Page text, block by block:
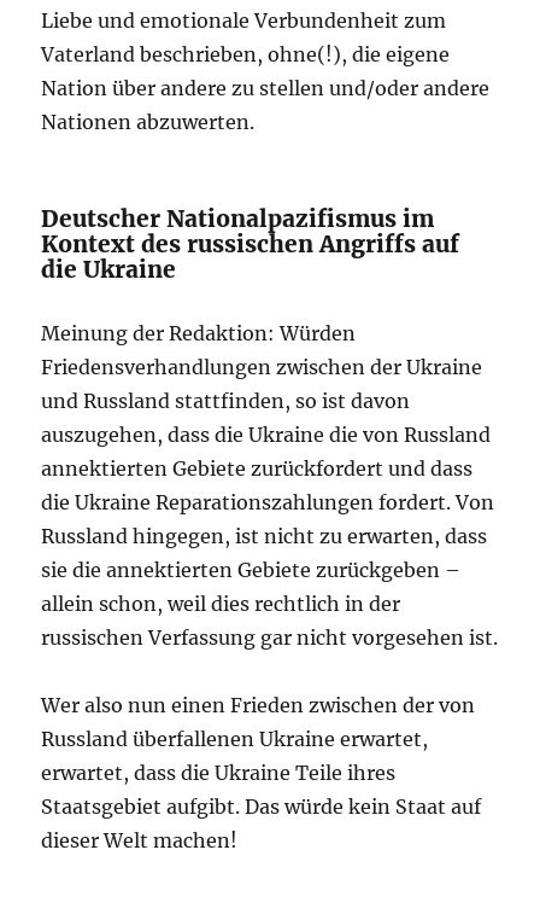
Liebe und emotionale Verbundenheit zum
Vaterland beschrieben, ohne(!), die eigene
Nation über andere zu stellen und/oder andere
Nationen abzuwerten.
Deutscher Nationalpazifismus im
Kontext des russischen Angriffs auf
die Ukraine
Meinung der Redaktion: Würden
Friedensverhandlungen zwischen der Ukraine
und Russland stattfinden, so ist davon
auszugehen, dass die Ukraine die von Russland
annektierten Gebiete zurückfordert und dass
die Ukraine Reparationszahlungen fordert. Von
Russland hingegen, ist nicht zu erwarten, dass
sie die annektierten Gebiete zurückgeben –
allein schon, weil dies rechtlich in der
russischen Verfassung gar nicht vorgesehen ist.
Wer also nun einen Frieden zwischen der von
Russland überfallenen Ukraine erwartet,
erwartet, dass die Ukraine Teile ihres
Staatsgebiet aufgibt. Das würde kein Staat auf
dieser Welt machen!